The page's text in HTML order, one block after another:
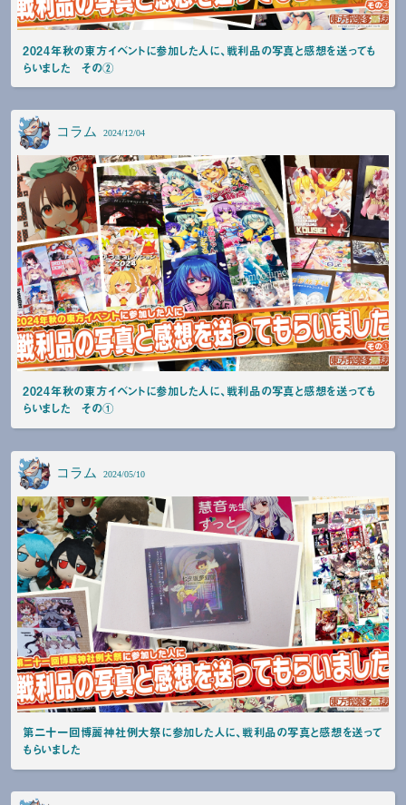
2024年秋の東方イベントに参加した人に、戦利品の写真と感想を送っても
らいました その②
コラム 2024/12/04
2024年秋の東方イベントに参加した人に、戦利品の写真と感想を送っても
らいました その①
コラム 2024/05/10
第二十一回博麗神社例大祭に参加した人に、戦利品の写真と感想を送って
もらいました